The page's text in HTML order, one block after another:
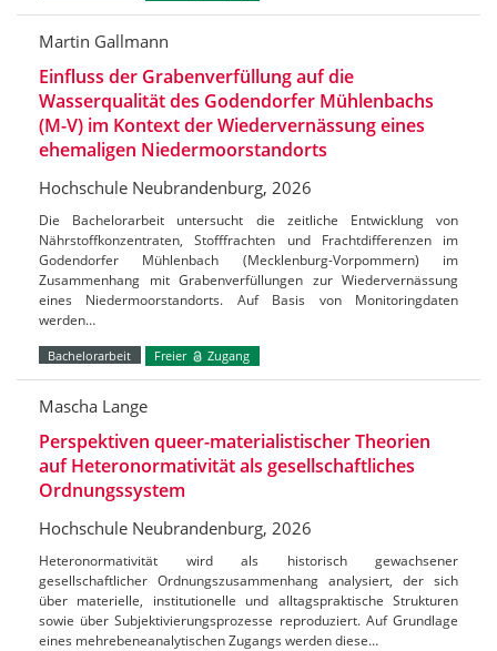
Martin Gallmann
Einfluss der Grabenverfüllung auf die
Wasserqualität des Godendorfer Mühlenbachs
(M-V) im Kontext der Wiedervernässung eines
ehemaligen Niedermoorstandorts
Hochschule Neubrandenburg, 2026
Die Bachelorarbeit untersucht die zeitliche Entwicklung von
Nährstoffkonzentraten, Stofffrachten und Frachtdifferenzen im
Godendorfer Mühlenbach (Mecklenburg-Vorpommern) im
Zusammenhang mit Grabenverfüllungen zur Wiedervernässung
eines Niedermoorstandorts. Auf Basis von Monitoringdaten
werden…
Bachelorarbeit Freier Zugang
Mascha Lange
Perspektiven queer-materialistischer Theorien
auf Heteronormativität als gesellschaftliches
Ordnungssystem
Hochschule Neubrandenburg, 2026
Heteronormativität wird als historisch gewachsener
gesellschaftlicher Ordnungszusammenhang analysiert, der sich
über materielle, institutionelle und alltagspraktische Strukturen
sowie über Subjektivierungsprozesse reproduziert. Auf Grundlage
eines mehrebeneanalytischen Zugangs werden diese…